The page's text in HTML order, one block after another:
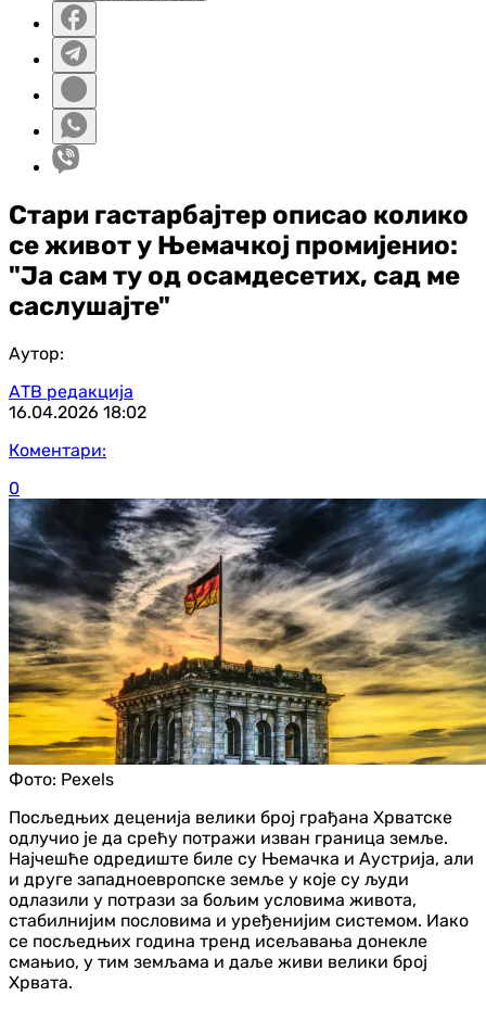
Стари гастарбајтер описао колико
се живот у Њемачкој промијенио:
"Ја сам ту од осамдесетих, сад ме
саслушајте"
Аутор:
АТВ редакција
16.04.2026 18:02
Коментари:
0
Фото: Pexels
Посљедњих деценија велики број грађана Хрватске
одлучио је да срећу потражи изван граница земље.
Најчешће одредиште биле су Њемачка и Аустрија, али
и друге западноевропске земље у које су људи
одлазили у потрази за бољим условима живота,
стабилнијим пословима и уређенијим системом. Иако
се посљедњих година тренд исељавања донекле
смањио, у тим земљама и даље живи велики број
Хрвата.